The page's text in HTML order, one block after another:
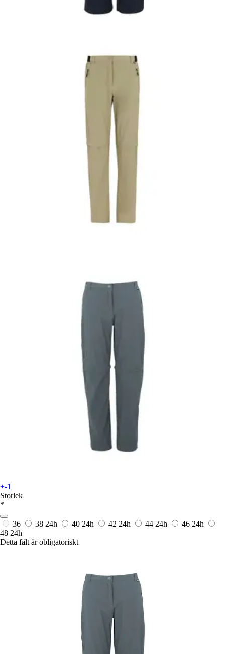
+-1
Storlek
*
36 38 24h 40 24h 42 24h 44 24h 46 24h
48 24h
Detta fält är obligatoriskt